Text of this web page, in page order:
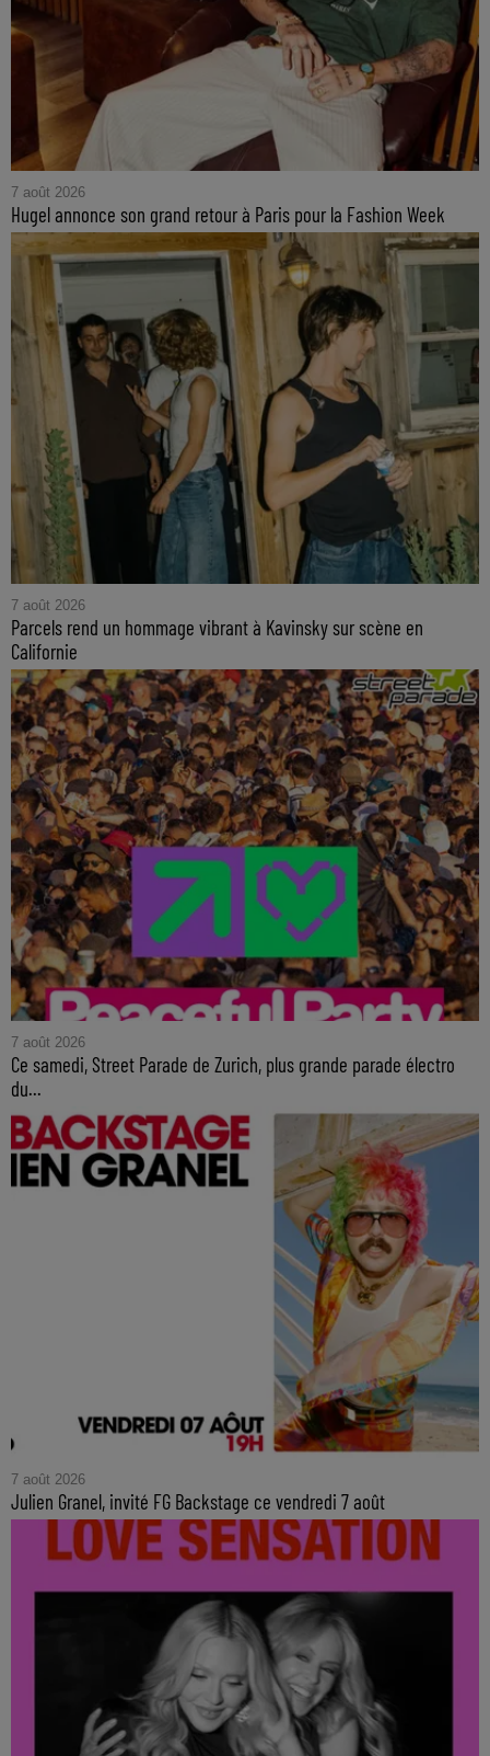
7 août 2026
Hugel annonce son grand retour à Paris pour la Fashion Week
7 août 2026
Parcels rend un hommage vibrant à Kavinsky sur scène en
Californie
7 août 2026
Ce samedi, Street Parade de Zurich, plus grande parade électro
du...
7 août 2026
Julien Granel, invité FG Backstage ce vendredi 7 août